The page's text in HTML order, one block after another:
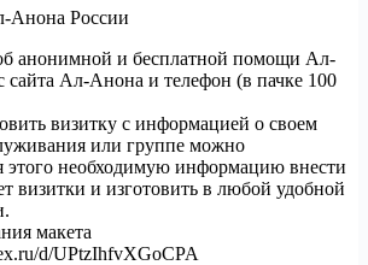
анонимной и бесплатной помощи Ал-
сайта Ал-Анона и телефон (в пачке 100
визитку с информацией о своем
или группе можно
этого необходимую информацию внести
визитки и изготовить в любой удобной
макета
d/UPtzIhfvXGoCPA